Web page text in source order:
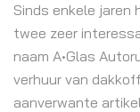
Sinds enkele jaren
twee zeer
naam A•Glas
verhuur van
aanverwante